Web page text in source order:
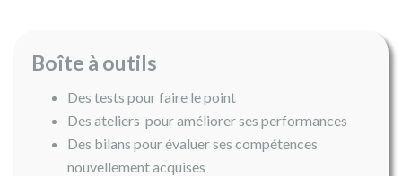
Boîte à outils
Des tests pour faire le point
Des ateliers pour améliorer ses performances
Des bilans pour évaluer ses compétences
nouvellement acquises